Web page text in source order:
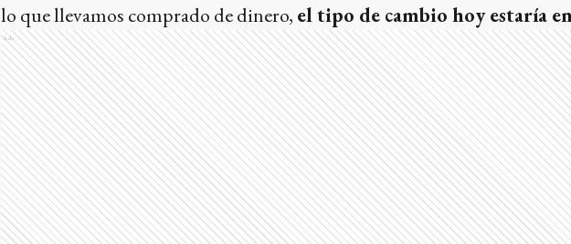
lo que llevamos comprado de dinero, el tipo de cambio hoy estaría
Ads